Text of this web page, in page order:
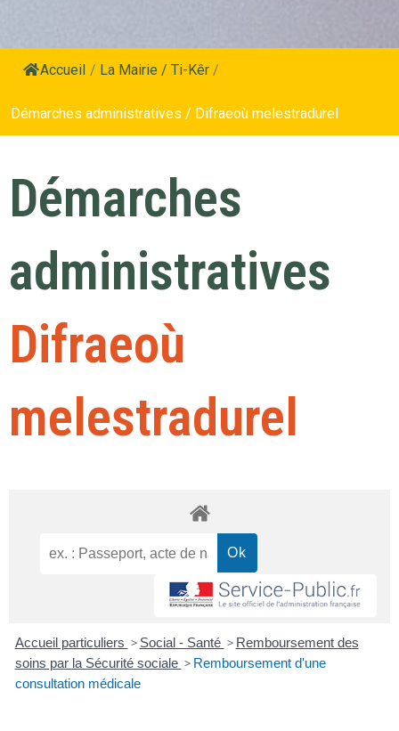
Accueil / La Mairie / Ti-Kêr /
Démarches administratives / Difraeoù melestradurel
Démarches
administratives
Difraeoù
melestradurel
Accueil particuliers > Social - Santé > Remboursement des
soins par la Sécurité sociale > Remboursement d'une
consultation médicale